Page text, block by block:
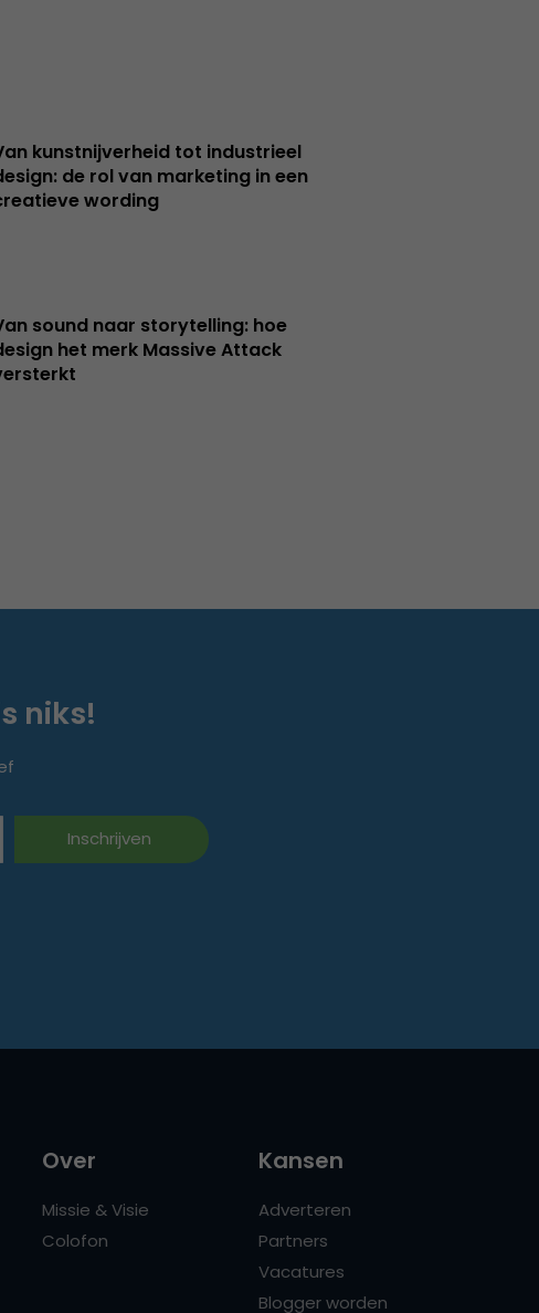
kunstnijverheid tot industrieel
de rol van marketing in een
wording
sound naar storytelling: hoe
het merk Massive Attack
niks!
Over
Missie & Visie
Colofon
Kansen
Adverteren
Partners
Vacatures
Blogger worden